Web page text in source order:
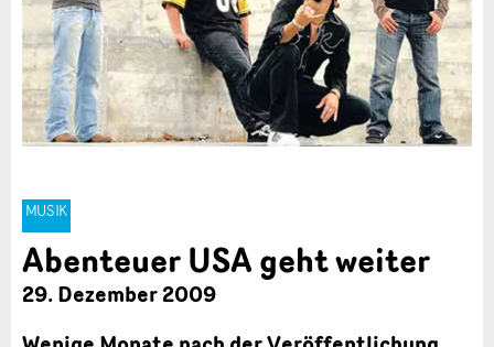
MUSIK
Abenteuer USA geht weiter
29. Dezember 2009